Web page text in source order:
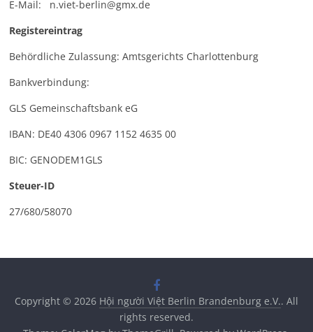
E-Mail: n.viet-berlin@gmx.de
Registereintrag
Behördliche Zulassung: Amtsgerichts Charlottenburg
Bankverbindung:
GLS Gemeinschaftsbank eG
IBAN: DE40 4306 0967 1152 4635 00
BIC: GENODEM1GLS
Steuer-ID
27/680/58070
Copyright © 2026 Hội người Việt Berlin Brandenburg e.V.. All
rights reserved.